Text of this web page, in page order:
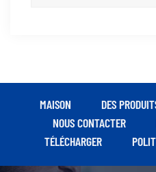
MAISON DES
NOUS CONTACTER
TÉLÉCHARGER